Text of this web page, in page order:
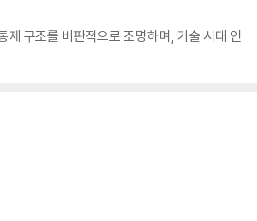
구조를 비판적으로 조명하며, 기술 시대 인